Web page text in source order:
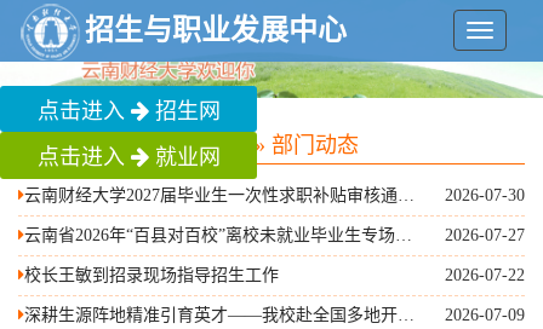
菜
单
招生与职业发展中心
点击进入
招生网
点击进入
就业网
您现在的位置：首页 » 部门动态
云南财经大学2027届毕业生一次性求职补贴审核通过
人员名单公示
2026-07-30
云南省2026年“百县对百校”离校未就业毕业生专场招
聘会在昆明举办
2026-07-27
校长王敏到招录现场指导招生工作 2026-07-22
深耕生源阵地精准引育英才——我校赴全国多地开展
2026-07-09